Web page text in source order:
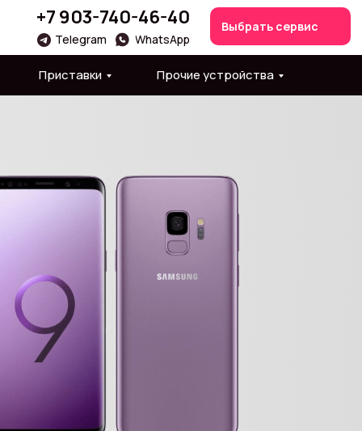
Приставки Прочие устройства
Выбрать сервис
+7 903-740-46-40
Telegram WhatsApp